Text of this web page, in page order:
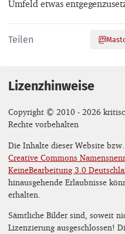
Umfeld etwas
Teilen
Lizenzhinweise
Copyright © 2010 - 2026
Rechte vorbehalten
Die Inhalte dieser Website
Creative Commons
KeineBearbeitung 3.0
hinausgehende Erlaubnisse
erhalten.
Sämtliche Bilder sind, soweit
Lizenzierung ausgeschlossen!